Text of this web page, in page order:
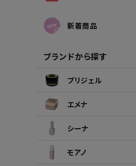
新着商品
ブランドから探す
プリジェル
エメナ
シーナ
モアノ